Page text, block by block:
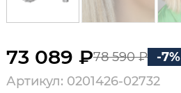
73 089 ₽78 590 ₽
-7%
Артикул: 0201426-02732